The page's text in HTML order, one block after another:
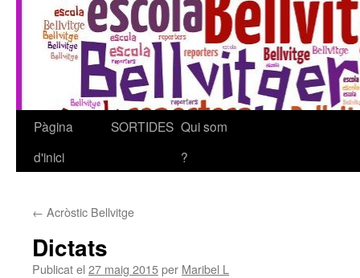
Vés
Pàgina
d'inici
SORTIDES Qui som
?
← Acròstic Bellvitge
Dictats
Publicat el 27 maig 2015per Maribel L